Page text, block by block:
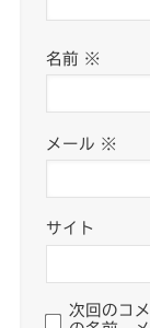
名前 ※
メール ※
サイト
次回のコ